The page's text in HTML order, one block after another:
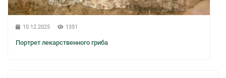
10.12.2025 1351
Портрет лекарственного гриба